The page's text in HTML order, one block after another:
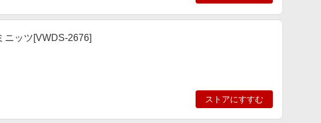
ニッツ[VWDS-2676]
ストアにすすむ